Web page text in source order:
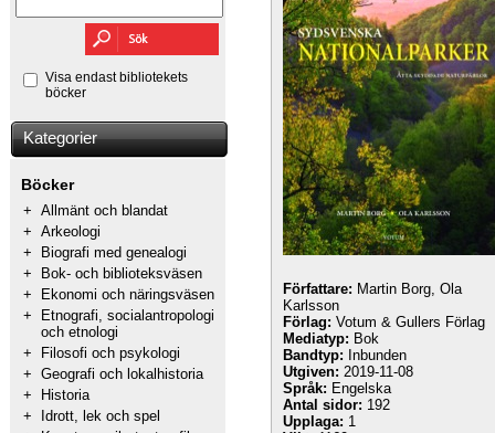
Visa endast bibliotekets
böcker
Kategorier
Böcker
+ Allmänt och blandat
+ Arkeologi
+
Biografi med genealogi
+
Bok- och biblioteksväsen
+
Ekonomi och näringsväsen
+
Etnografi, socialantropologi
och etnologi
+
Filosofi och psykologi
+ Geografi och lokalhistoria
+
Historia
+
Idrott, lek och spel
Författare: Martin Borg, Ola
Karlsson
Förlag: Votum & Gullers Förlag
Mediatyp: Bok
Bandtyp: Inbunden
Utgiven: 2019-11-08
Språk: Engelska
Antal sidor: 192
Upplaga: 1